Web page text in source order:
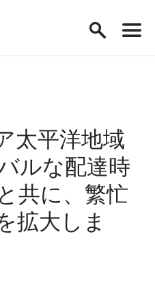
太平洋地域
ルな配達時
共に、繁忙
拡大しま